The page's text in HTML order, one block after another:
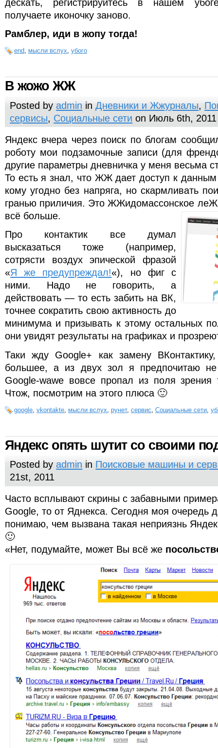
дескать, регистрируйтесь в нашем
получаете иконочку заново.
Рамблер, иди в жопу тогда!
end, мысли вслух, убого
В жожо ЖЖ
Posted byadmin inДневники и Жжурналы,
сервисы, Социальные сети on Июль 6th, 2011
Яндекс вчера через поиск по блогам
роботу мои подзамочные записи (для
другие параметры дневничка у меня весьма
То есть я знал, что ЖЖ дает доступ к данным
кому угодно без напряга, но скармливать
гранью приличия. Это ЖЖидомассонское
всё больше.
Про контактик все думал
высказаться тоже (например,
сотрясти воздух эпической фразой
«Я же предупреждал!«), но фиг с
ними. Надо не говорить, а
действовать — то есть забить на ВК,
точнее сократить свою активность до
минимума и призывать к этому остальных
они увидят результаты на графиках и
Таки жду Google+ как замену
большее, а из двух зол я предпочитаю
Google-wawe вовсе пропал из поля
Чтож, посмотрим на этого плюса 🙂
google vkontakte мысли вслух рунет, сервис Социальные сети
Яндекс опять шутит со своими
Posted byadmin in Поисковые машины и
21st, 2011
Часто всплывают скрины с забавными
Google, то от Яднекса. Сегодня моя очередь
понимаю, чем вызвана такая неприязнь
🙂
«Нет, подумайте, может Вы всё же